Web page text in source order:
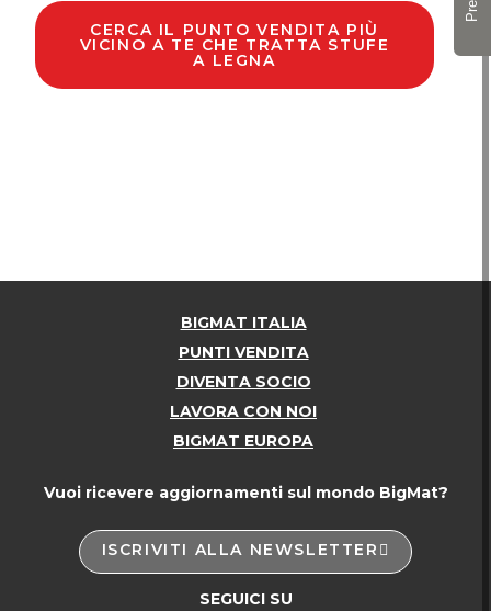
CERCA IL PUNTO VENDITA PIÙ
VICINO A TE CHE TRATTA STUFE
A LEGNA
BIGMAT ITALIA
PUNTI VENDITA
DIVENTA SOCIO
LAVORA CON NOI
BIGMAT EUROPA
Vuoi ricevere aggiornamenti sul mondo BigMat?
ISCRIVITI ALLA NEWSLETTER
SEGUICI SU